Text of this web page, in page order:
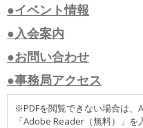
●イベント情報
●入会案内
●お問い合わせ
●事務局アクセス
※PDFを閲覧できない場合は
「Adobe Reader（無料）」を